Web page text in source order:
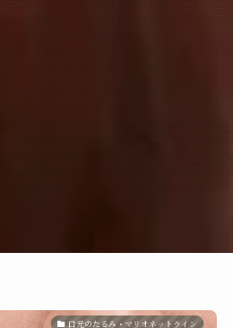
口元のたるみ・マリオネットライン